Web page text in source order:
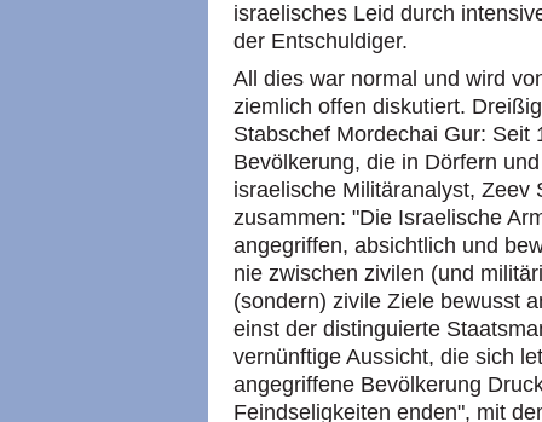
israelisches Leid durch
der Entschuldiger.
All dies war normal und wird
ziemlich offen diskutiert.
Stabschef Mordechai Gur: Seit
Bevölkerung, die in Dörfern
israelische Militäranalyst, Zeev
zusammen: "Die Israelische
angegriffen, absichtlich und
nie zwischen zivilen (und
(sondern) zivile Ziele bewusst
einst der distinguierte
vernünftige Aussicht, die sich
angegriffene Bevölkerung
Feindseligkeiten enden", mit